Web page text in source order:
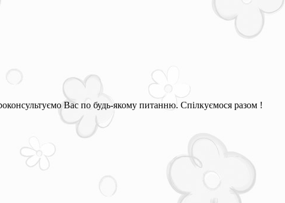
Вас по будь-якому питанню. Спілкуємося разом !